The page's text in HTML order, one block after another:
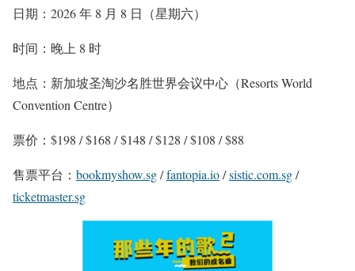
⽇期：2026 年 8 ⽉ 8 ⽇（星期六）
时间：晚上 8 时
地点：新加坡圣淘沙名胜世界会议中⼼（Resorts World
Convention Centre）
票价：$198 / $168 / $148 / $128 / $108 / $88
售票平台： bookmyshow.sg/fantopia.io/sistic.com.sg/
ticketmaster.sg